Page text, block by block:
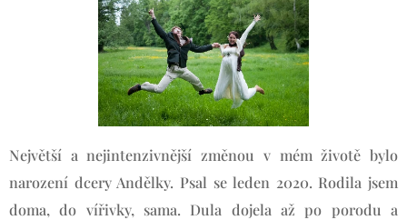
Největší a nejintenzivnější změnou v mém životě bylo
narození dcery Andělky. Psal se leden 2020. Rodila jsem
doma, do vířivky, sama. Dula dojela až po porodu a